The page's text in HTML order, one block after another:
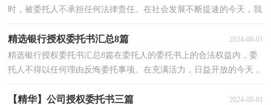
时，被委托人不承担任何法律责任。在社会发展不断提速的今天，我
精选银行授权委托书汇总8篇 2024-08-01
精选银行授权委托书汇总8篇在委托人的委托书上的合法权益内，委
托人不得以任何理由反悔委托事项。在充满活力，日益开放的今天，
【精华】公司授权委托书三篇 2024-08-01